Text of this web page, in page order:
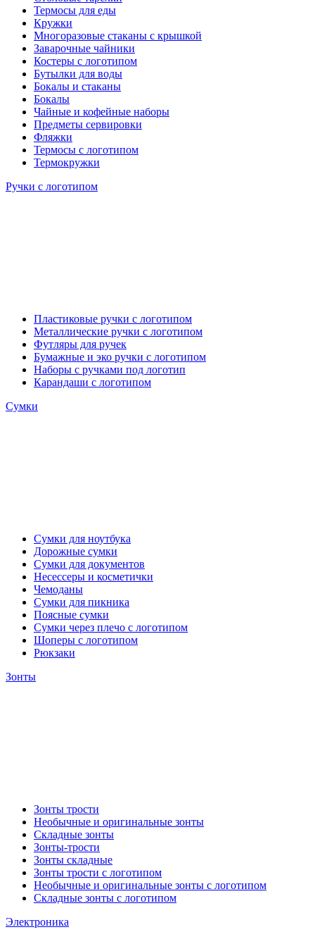
Термосы для еды
Кружки
Многоразовые стаканы с крышкой
Заварочные чайники
Костеры с логотипом
Бутылки для воды
Бокалы и стаканы
Бокалы
Чайные и кофейные наборы
Предметы сервировки
Фляжки
Термосы с логотипом
Термокружки
Ручки с логотипом
Пластиковые ручки с логотипом
Металлические ручки с логотипом
Футляры для ручек
Бумажные и эко ручки с логотипом
Наборы с ручками под логотип
Карандаши с логотипом
Сумки
Сумки для ноутбука
Дорожные сумки
Сумки для документов
Несессеры и косметички
Чемоданы
Сумки для пикника
Поясные сумки
Сумки через плечо с логотипом
Шоперы с логотипом
Рюкзаки
Зонты
Зонты трости
Необычные и оригинальные зонты
Складные зонты
Зонты-трости
Зонты складные
Зонты трости с логотипом
Необычные и оригинальные зонты с логотипом
Складные зонты с логотипом
Электроника